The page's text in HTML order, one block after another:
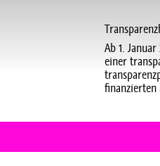
Ab 1.
einer
finanzierten